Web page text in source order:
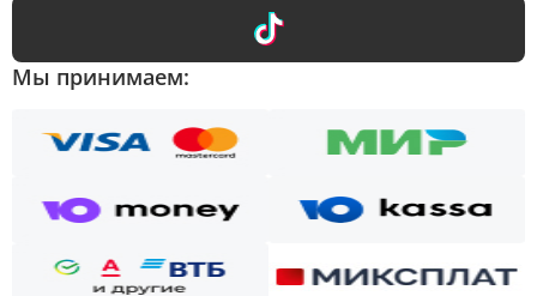
Мы принимаем: